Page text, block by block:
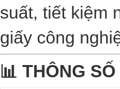
suất, tiết kiệm
giấy công
📊 THÔNG